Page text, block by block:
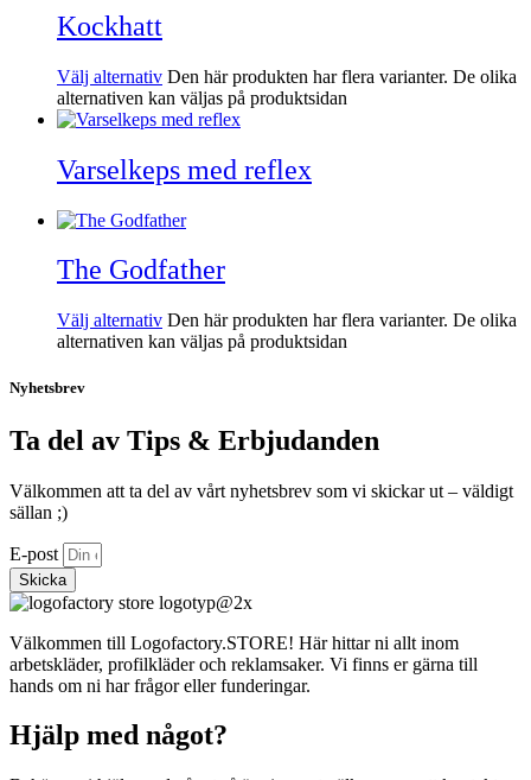
Kockhatt
Välj alternativ Den här produkten har flera varianter. De olika
alternativen kan väljas på produktsidan
Varselkeps med reflex
The Godfather
Välj alternativ Den här produkten har flera varianter. De olika
alternativen kan väljas på produktsidan
Nyhetsbrev
Ta del av Tips & Erbjudanden
Välkommen att ta del av vårt nyhetsbrev som vi skickar ut – väldigt
sällan ;)
E-post
Skicka
Välkommen till Logofactory.STORE! Här hittar ni allt inom
arbetskläder, profilkläder och reklamsaker. Vi finns er gärna till
hands om ni har frågor eller funderingar.
Hjälp med något?